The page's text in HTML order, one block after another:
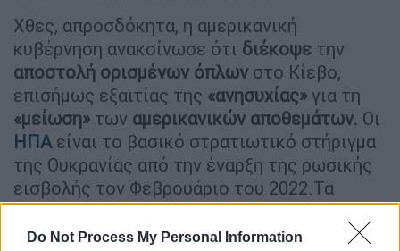
Do Not Process My Personal Information
Χθες, απροσδόκητα, η αμερικανική
κυβέρνηση ανακοίνωσε ότι διέκοψε την
αποστολή ορισμένων όπλων στο Κίεβο,
επισήμως εξαιτίας της «ανησυχίας» για τη
«μείωση» των αμερικανικών αποθεμάτων. Οι
ΗΠΑ είναι το βασικό στρατιωτικό στήριγμα
της Ουκρανίας από την έναρξη της ρωσικής
εισβολής τον Φεβρουάριο του 2022.Τα
αμερικανικά οπλικά συστήματα, τα
πυρομαχικά, ο εξοπλισμός και επιπλέον οι